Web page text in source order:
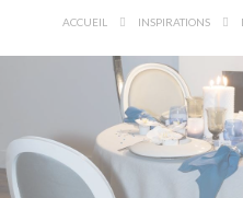
ACCUEIL INSPIRATIONS